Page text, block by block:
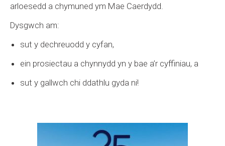
arloesedd a chymuned ym Mae Caerdydd.
Dysgwch am:
sut y dechreuodd y cyfan,
ein prosiectau a chynnydd yn y bae a’r cyffiniau, a
sut y gallwch chi ddathlu gyda ni!